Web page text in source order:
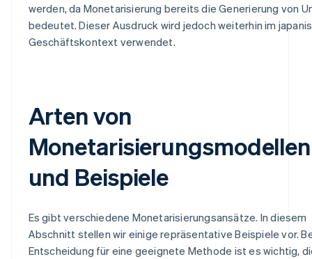
werden, da Monetarisierung bereits die Generierung von
bedeutet. Dieser Ausdruck wird jedoch weiterhin im
Geschäftskontext verwendet.
Arten von
Monetarisierungsmodellen
und Beispiele
Es gibt verschiedene Monetarisierungsansätze. In diesem
Abschnitt stellen wir einige repräsentative Beispiele vor.
Entscheidung für eine geeignete Methode ist es wichtig,